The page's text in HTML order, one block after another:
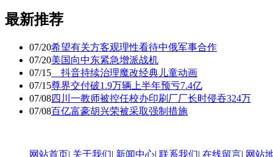
最新推荐
07/20希望有关方客观理性看待中俄军事合作
07/20美国向中东紧急增派战机
07/15 抖音持续治理魔改经典儿童动画
07/15尊界交付破1.9万辆上半年预亏7.4亿
07/08四川一教师被控任校办印刷厂厂长时侵吞324万
07/08百亿富豪胡兴荣被采取强制措施
网站首页| 关于我们| 新闻中心| 联系我们| 在线留言| 网站